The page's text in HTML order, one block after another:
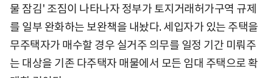
물 잠김' 조짐이 나타나자 정부가 토지거래허가구역 규제
를 일부 완화하는 보완책을 내놨다. 세입자가 있는 주택을
무주택자가 매수할 경우 실거주 의무를 일정 기간 미뤄주
는 대상을 기존 다주택자 매물에서 모든 임대 주택으로 확